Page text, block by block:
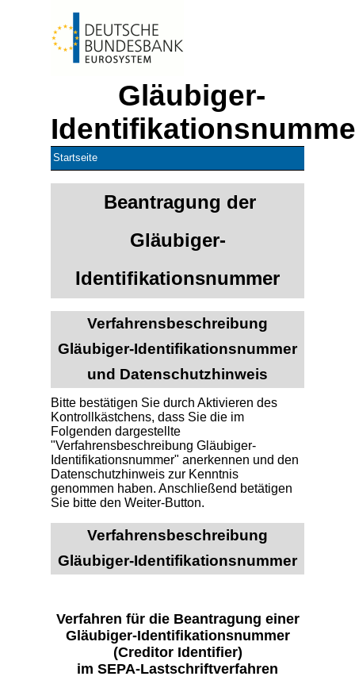
Gläubiger-
Startseite
Beantragung der
Gläubiger-
Identifikationsnummer
Verfahrensbeschreibung
Gläubiger-Identifikationsnummer
und Datenschutzhinweis
Bitte bestätigen Sie durch Aktivieren des
Kontrollkästchens, dass Sie die im
Folgenden dargestellte
"Verfahrensbeschreibung Gläubiger-
Identifikationsnummer" anerkennen und den
Datenschutzhinweis zur Kenntnis
genommen haben. Anschließend betätigen
Sie bitte den Weiter-Button.
Verfahrensbeschreibung
Gläubiger-Identifikationsnummer
Verfahren für die Beantragung einer
Gläubiger-Identifikationsnummer
(Creditor Identifier)
im SEPA-Lastschriftverfahren